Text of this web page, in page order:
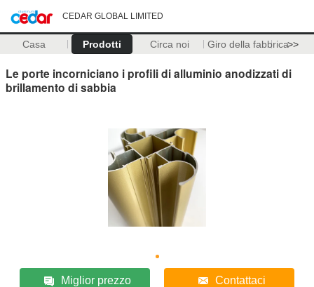
CEDAR GLOBAL LIMITED
Casa Prodotti Circa noi Giro della fabbrica>>
Le porte incorniciano i profili di alluminio anodizzati di
brillamento di sabbia
Miglior prezzo Contattaci